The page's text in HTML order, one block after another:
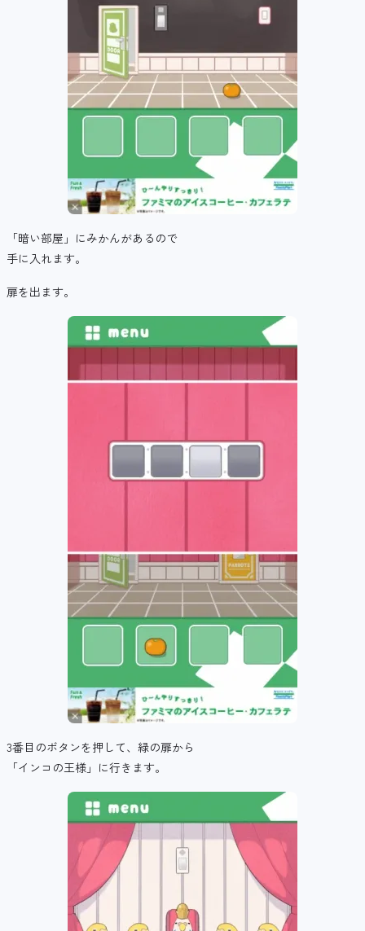
「暗い部屋」にみかんがあるので
手に入れます。
扉を出ます。
3番目のボタンを押して、緑の扉から
「インコの王様」に行きます。